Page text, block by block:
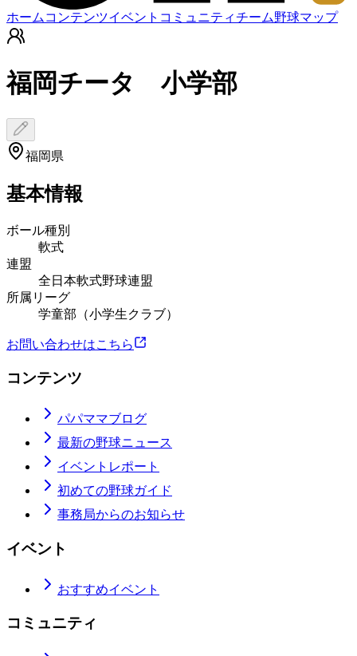
ホーム コンテンツイベント コミュニティチーム野球マップ
福岡チータ 小学部
福岡県
基本情報
ボール種別
軟式
連盟
全日本軟式野球連盟
所属リーグ
学童部（小学生クラブ）
お問い合わせはこちら
コンテンツ
パパママブログ
最新の野球ニュース
イベントレポート
初めての野球ガイド
事務局からのお知らせ
イベント
おすすめイベント
コミュニティ